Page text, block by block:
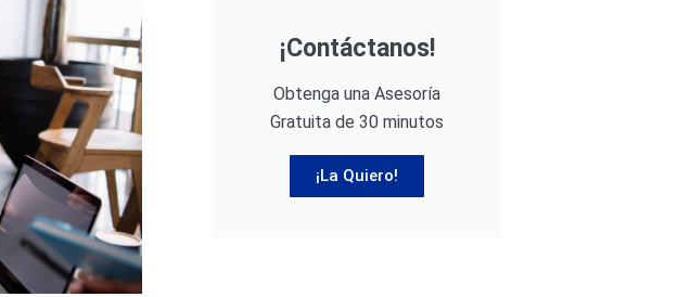
¡Contáctanos!
Obtenga una Asesoría
Gratuita de 30 minutos
¡La Quiero!